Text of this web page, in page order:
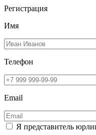
Регистрация
Имя
Телефон
Email
Я представитель